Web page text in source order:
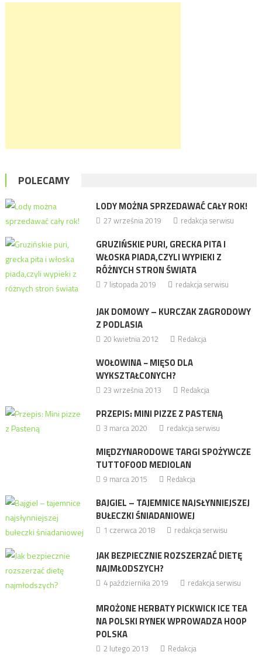
POLECAMY
LODY MOŻNA SPRZEDAWAĆ CAŁY ROK!
27 września 2019 redakcja serwisu
GRUZIŃSKIE PURI, GRECKA PITA I
WŁOSKA PIADA,CZYLI WYPIEKI Z
RÓŻNYCH STRON ŚWIATA
7 listopada 2019 redakcja serwisu
JAK DOMOWY – KURCZAK ZAGRODOWY
Z PODLASIA
20 kwietnia 2012 Redakcja
WOŁOWINA − MIĘSO DLA
WYKSZTAŁCONYCH?
23 września 2013 Redakcja
PRZEPIS: MINI PIZZE Z PASTENĄ
3 marca 2020 redakcja serwisu
MIĘDZYNARODOWE TARGI SPOŻYWCZE
TUTTOFOOD MEDIOLAN
9 marca 2015 Redakcja
BAJGIEL – TAJEMNICE NAJSŁYNNIEJSZEJ
BUŁECZKI ŚNIADANIOWEJ
1 czerwca 2018 redakcja serwisu
JAK BEZPIECZNIE ROZSZERZAĆ DIETĘ
NAJMŁODSZYCH?
4 października 2019 redakcja serwisu
MROŻONE HERBATY PICKWICK ICE TEA
NA POLSKI RYNEK WPROWADZA HOOP
POLSKA
2 lutego 2013 Redakcja